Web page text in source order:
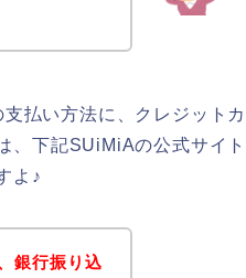
払い方法に、クレジットカ
、下記SUiMiAの公式サイト
よ♪
銀行振り込